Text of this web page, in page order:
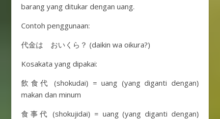
barang yang ditukar dengan uang.
Contoh penggunaan:
代金は おいくら？ (daikin wa oikura?)
Kosakata yang dipakai:
飲食代 (shokudai) = uang (yang diganti dengan)
makan dan minum
食事代 (shokujidai) = uang (yang diganti dengan)